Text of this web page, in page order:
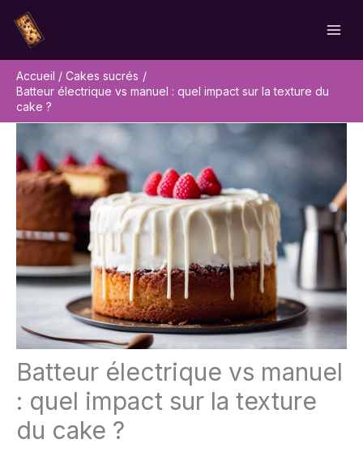
contenu
Accueil
Cakes sucrés
Batteur électrique vs manuel : quel impact sur la texture du
cake ?
Batteur électrique vs manuel
: quel impact sur la texture
du cake ?
Rechercher